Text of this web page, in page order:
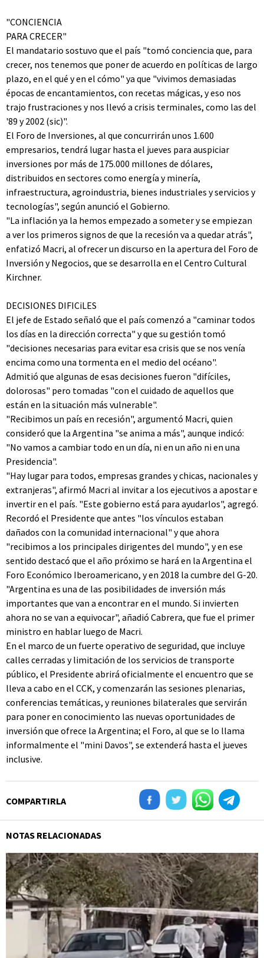
"CONCIENCIA
PARA CRECER"
El mandatario sostuvo que el país "tomó conciencia que, para
crecer, nos tenemos que poner de acuerdo en políticas de largo
plazo, en el qué y en el cómo" ya que "vivimos demasiadas
épocas de encantamientos, con recetas mágicas, y eso nos
trajo frustraciones y nos llevó a crisis terminales, como las del
'89 y 2002 (sic)".
El Foro de Inversiones, al que concurrirán unos 1.600
empresarios, tendrá lugar hasta el jueves para auspiciar
inversiones por más de 175.000 millones de dólares,
distribuidos en sectores como energía y minería,
infraestructura, agroindustria, bienes industriales y servicios y
tecnologías", según anunció el Gobierno.
"La inflación ya la hemos empezado a someter y se empiezan
a ver los primeros signos de que la recesión va a quedar atrás",
enfatizó Macri, al ofrecer un discurso en la apertura del Foro de
Inversión y Negocios, que se desarrolla en el Centro Cultural
Kirchner.
DECISIONES DIFICiLES
El jefe de Estado señaló que el país comenzó a "caminar todos
los días en la dirección correcta" y que su gestión tomó
"decisiones necesarias para evitar esa crisis que se nos venía
encima como una tormenta en el medio del océano".
Admitió que algunas de esas decisiones fueron "difíciles,
dolorosas" pero tomadas "con el cuidado de aquellos que
están en la situación más vulnerable".
"Recibimos un país en recesión", argumentó Macri, quien
consideró que la Argentina "se anima a más", aunque indicó:
"No vamos a cambiar todo en un día, ni en un año ni en una
Presidencia".
"Hay lugar para todos, empresas grandes y chicas, nacionales y
extranjeras", afirmó Macri al invitar a los ejecutivos a apostar e
invertir en el país. "Este gobierno está para ayudarlos", agregó.
Recordó el Presidente que antes "los vínculos estaban
dañados con la comunidad internacional" y que ahora
"recibimos a los principales dirigentes del mundo", y en ese
sentido destacó que el año próximo se hará en la Argentina el
Foro Económico Iberoamericano, y en 2018 la cumbre del G-20.
"Argentina es una de las posibilidades de inversión más
importantes que van a encontrar en el mundo. Si invierten
ahora no se van a equivocar", añadió Cabrera, que fue el primer
ministro en hablar luego de Macri.
En el marco de un fuerte operativo de seguridad, que incluye
calles cerradas y limitación de los servicios de transporte
público, el Presidente abrirá oficialmente el encuentro que se
lleva a cabo en el CCK, y comenzarán las sesiones plenarias,
conferencias temáticas, y reuniones bilaterales que servirán
para poner en conocimiento las nuevas oportunidades de
inversión que ofrece la Argentina; el Foro, al que se lo llama
informalmente el "mini Davos", se extenderá hasta el jueves
inclusive.
COMPARTIRLA
NOTAS RELACIONADAS